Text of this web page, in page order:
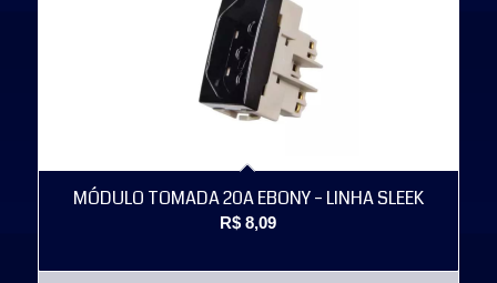
MÓDULO TOMADA 20A EBONY – LINHA SLEEK
R$ 8,09